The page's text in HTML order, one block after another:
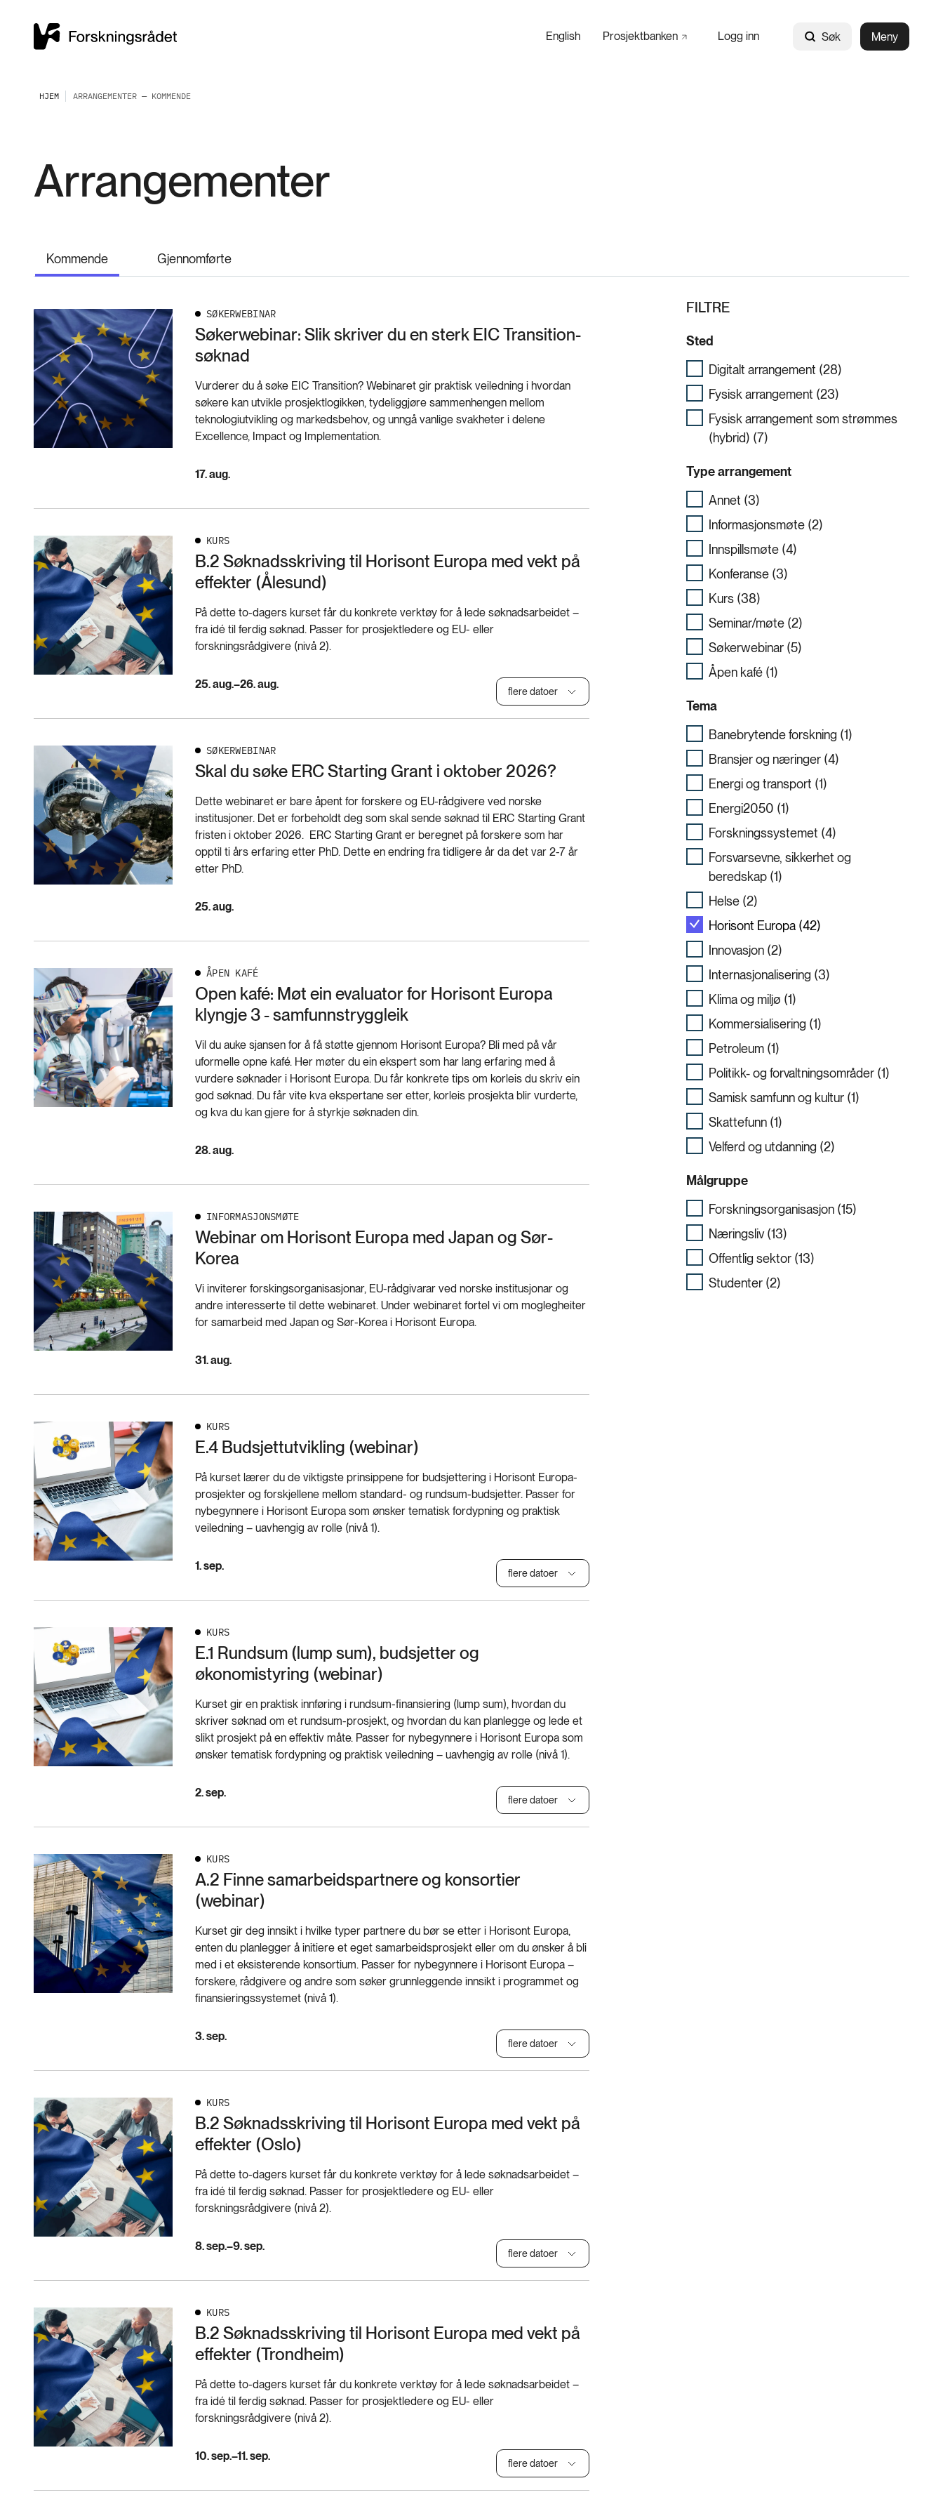
English Prosjektbanken Logg inn Søk Meny
HJEM ARRANGEMENTER — KOMMENDE
Arrangementer
Kommende Gjennomførte
SØKERWEBINAR
Søkerwebinar: Slik skriver du en sterk EIC Transition-
søknad
Vurderer du å søke EIC Transition? Webinaret gir praktisk veiledning i hvordan
søkere kan utvikle prosjektlogikken, tydeliggjøre sammenhengen mellom
teknologiutvikling og markedsbehov, og unngå vanlige svakheter i delene
Excellence, Impact og Implementation.
17. aug.
KURS
B.2 Søknadsskriving til Horisont Europa med vekt på
effekter (Ålesund)
På dette to-dagers kurset får du konkrete verktøy for å lede søknadsarbeidet –
fra idé til ferdig søknad. Passer for prosjektledere og EU- eller
forskningsrådgivere (nivå 2).
25. aug.–26. aug.
flere datoer
SØKERWEBINAR
Skal du søke ERC Starting Grant i oktober 2026?
Dette webinaret er bare åpent for forskere og EU-rådgivere ved norske
institusjoner. Det er forbeholdt deg som skal sende søknad til ERC Starting Grant
fristen i oktober 2026. ERC Starting Grant er beregnet på forskere som har
opptil ti års erfaring etter PhD. Dette en endring fra tidligere år da det var 2-7 år
etter PhD.
25. aug.
ÅPEN KAFÉ
Open kafé: Møt ein evaluator for Horisont Europa
klyngje 3 - samfunnstryggleik
Vil du auke sjansen for å få støtte gjennom Horisont Europa? Bli med på vår
uformelle opne kafé. Her møter du ein ekspert som har lang erfaring med å
vurdere søknader i Horisont Europa. Du får konkrete tips om korleis du skriv ein
god søknad. Du får vite kva ekspertane ser etter, korleis prosjekta blir vurderte,
og kva du kan gjere for å styrkje søknaden din.
28. aug.
INFORMASJONSMØTE
Webinar om Horisont Europa med Japan og Sør-
Korea
Vi inviterer forskingsorganisasjonar, EU-rådgivarar ved norske institusjonar og
andre interesserte til dette webinaret. Under webinaret fortel vi om moglegheiter
for samarbeid med Japan og Sør-Korea i Horisont Europa.
31. aug.
KURS
E.4 Budsjettutvikling (webinar)
På kurset lærer du de viktigste prinsippene for budsjettering i Horisont Europa-
prosjekter og forskjellene mellom standard- og rundsum-budsjetter. Passer for
nybegynnere i Horisont Europa som ønsker tematisk fordypning og praktisk
veiledning – uavhengig av rolle (nivå 1).
1. sep.
flere datoer
KURS
E.1 Rundsum (lump sum), budsjetter og
økonomistyring (webinar)
Kurset gir en praktisk innføring i rundsum-finansiering (lump sum), hvordan du
skriver søknad om et rundsum-prosjekt, og hvordan du kan planlegge og lede et
slikt prosjekt på en effektiv måte. Passer for nybegynnere i Horisont Europa som
ønsker tematisk fordypning og praktisk veiledning – uavhengig av rolle (nivå 1).
2. sep.
flere datoer
KURS
A.2 Finne samarbeidspartnere og konsortier
(webinar)
Kurset gir deg innsikt i hvilke typer partnere du bør se etter i Horisont Europa,
enten du planlegger å initiere et eget samarbeidsprosjekt eller om du ønsker å bli
med i et eksisterende konsortium. Passer for nybegynnere i Horisont Europa –
forskere, rådgivere og andre som søker grunnleggende innsikt i programmet og
finansieringssystemet (nivå 1).
3. sep.
flere datoer
KURS
B.2 Søknadsskriving til Horisont Europa med vekt på
effekter (Oslo)
På dette to-dagers kurset får du konkrete verktøy for å lede søknadsarbeidet –
fra idé til ferdig søknad. Passer for prosjektledere og EU- eller
forskningsrådgivere (nivå 2).
8. sep.–9. sep.
flere datoer
KURS
B.2 Søknadsskriving til Horisont Europa med vekt på
effekter (Trondheim)
På dette to-dagers kurset får du konkrete verktøy for å lede søknadsarbeidet –
fra idé til ferdig søknad. Passer for prosjektledere og EU- eller
forskningsrådgivere (nivå 2).
10. sep.–11. sep.
flere datoer
FILTRE
Sted
Digitalt arrangement (28)
Fysisk arrangement (23)
Fysisk arrangement som strømmes
(hybrid) (7)
Type arrangement
Annet (3)
Informasjonsmøte (2)
Innspillsmøte (4)
Konferanse (3)
Kurs (38)
Seminar/møte (2)
Søkerwebinar (5)
Åpen kafé (1)
Tema
Banebrytende forskning (1)
Bransjer og næringer (4)
Energi og transport (1)
Energi2050 (1)
Forskningssystemet (4)
Forsvarsevne, sikkerhet og
beredskap (1)
Helse (2)
Horisont Europa (42)
Innovasjon (2)
Internasjonalisering (3)
Klima og miljø (1)
Kommersialisering (1)
Petroleum (1)
Politikk- og forvaltningsområder (1)
Samisk samfunn og kultur (1)
Skattefunn (1)
Velferd og utdanning (2)
Målgruppe
Forskningsorganisasjon (15)
Næringsliv (13)
Offentlig sektor (13)
Studenter (2)